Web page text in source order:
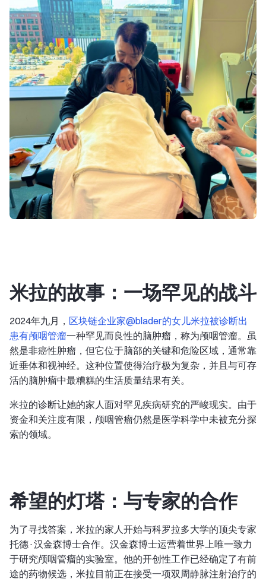
米拉的故事：一场罕见的战斗
2024年九月， 区块链企业家@blader的女儿米拉被诊断出
患有颅咽管瘤一种罕见而良性的脑肿瘤，称为颅咽管瘤。虽
然是非癌性肿瘤，但它位于脑部的关键和危险区域，通常靠
近垂体和视神经。这种位置使得治疗极为复杂，并且与可存
活的脑肿瘤中最糟糕的生活质量结果有关。
米拉的诊断让她的家人面对罕见疾病研究的严峻现实。由于
资金和关注度有限，颅咽管瘤仍然是医学科学中未被充分探
索的领域。
希望的灯塔：与专家的合作
为了寻找答案，米拉的家人开始与科罗拉多大学的顶尖专家
托德·汉金森博士合作。汉金森博士运营着世界上唯一致力
于研究颅咽管瘤的实验室。他的开创性工作已经确定了有前
途的药物候选，米拉目前正在接受一项双周静脉注射治疗的